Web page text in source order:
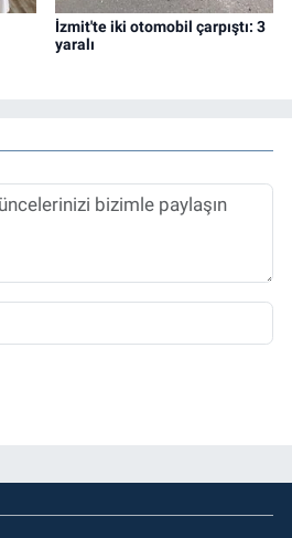
İzmit'te iki otomobil çarpıştı: 3
yaralı